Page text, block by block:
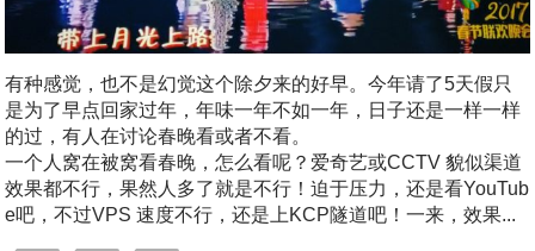
有种感觉，也不是幻觉这个除夕来的好早。今年请了5天假只
是为了早点回家过年，年味一年不如一年，日子还是一样一样
的过，有人在讨论春晚看或者不看。
一个人窝在被窝看春晚，怎么看呢？爱奇艺或CCTV 貌似渠道
效果都不行，果然人多了就是不行！迫于压力，还是看YouTub
e吧，不过VPS 速度不行，还是上KCP隧道吧！一来，效果...